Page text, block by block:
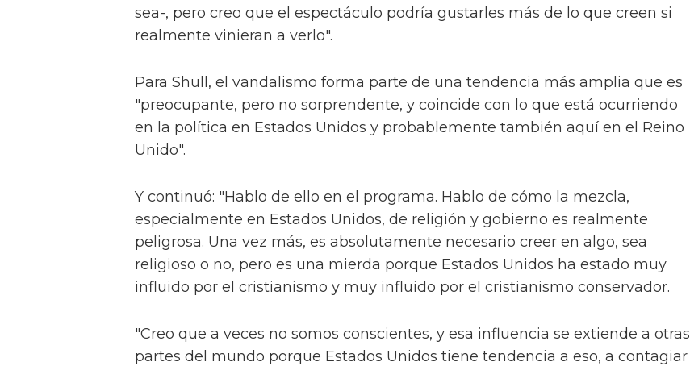
sea-, pero creo que el espectáculo podría gustarles más de lo que creen si
realmente vinieran a verlo".
Para Shull, el vandalismo forma parte de una tendencia más amplia que es
"preocupante, pero no sorprendente, y coincide con lo que está ocurriendo
en la política en Estados Unidos y probablemente también aquí en el Reino
Unido".
Y continuó: "Hablo de ello en el programa. Hablo de cómo la mezcla,
especialmente en Estados Unidos, de religión y gobierno es realmente
peligrosa. Una vez más, es absolutamente necesario creer en algo, sea
religioso o no, pero es una mierda porque Estados Unidos ha estado muy
influido por el cristianismo y muy influido por el cristianismo conservador.
"Creo que a veces no somos conscientes, y esa influencia se extiende a otras
partes del mundo porque Estados Unidos tiene tendencia a eso, a contagiar